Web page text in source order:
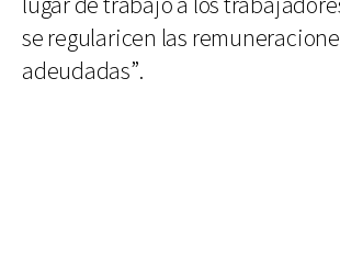
se regularicen las
adeudadas”.